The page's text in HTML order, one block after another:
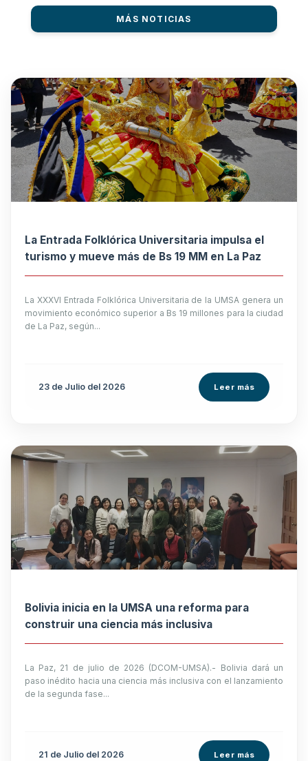
MÁS NOTICIAS
La Entrada Folklórica Universitaria impulsa el
turismo y mueve más de Bs 19 MM en La Paz
La XXXVI Entrada Folklórica Universitaria de la UMSA genera un
movimiento económico superior a Bs 19 millones para la ciudad
de La Paz, según...
23 de Julio del 2026 Leer más
Bolivia inicia en la UMSA una reforma para
construir una ciencia más inclusiva
La Paz, 21 de julio de 2026 (DCOM-UMSA).- Bolivia dará un
paso inédito hacia una ciencia más inclusiva con el lanzamiento
de la segunda fase...
21 de Julio del 2026 Leer más